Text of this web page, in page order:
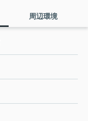
周辺環境